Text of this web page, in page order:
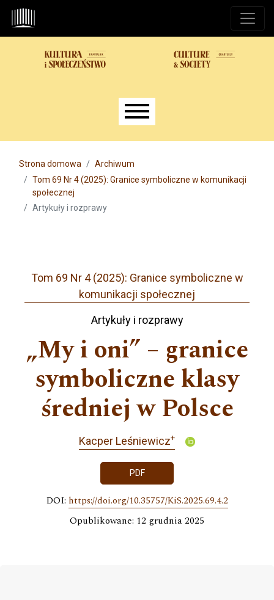
Przejdź do głównego menu
Przejdź do sekcji głównej
Przejdź do stopki
Main menu
Strona domowa
Archiwum
Tom 69 Nr 4 (2025): Granice symboliczne w komunikacji
społecznej
Artykuły i rozprawy
Tom 69 Nr 4 (2025): Granice symboliczne w
komunikacji społecznej
Artykuły i rozprawy
„My i oni” – granice
symboliczne klasy
średniej w Polsce
Kacper Leśniewicz+
PDF
DOI: https://doi.org/10.35757/KiS.2025.69.4.2
Opublikowane: 12 grudnia 2025